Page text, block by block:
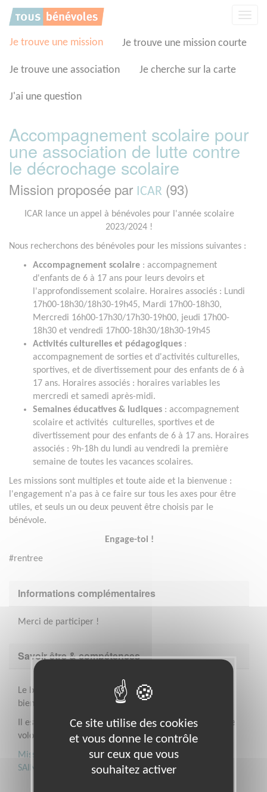
Je trouve une mission Je trouve une mission courte
Je trouve une association Je cherche sur la carte
J'ai une question
Accompagnement scolaire pour
une association de lutte contre
le décrochage scolaire
Mission proposée par ICAR (93)
ICAR lance un appel à bénévoles pour l'année scolaire
2023/2024 !
Nous recherchons des bénévoles pour les missions suivantes :
Accompagnement scolaire : accompagnement
d'enfants de 6 à 17 ans pour leurs devoirs et
l'approfondissement scolaire. Horaires associés : Lundi
17h00-18h30/18h30-19h45, Mardi 17h00-18h30,
Mercredi 16h00-17h30/17h30-19h00, jeudi 17h00-
18h30 et vendredi 17h00-18h30/18h30-19h45
Activités culturelles et pédagogiques :
accompagnement de sorties et d'activités culturelles,
sportives, et de divertissement pour des enfants de 6 à
17 ans. Horaires associés : horaires variables les
mercredi et samedi après-midi.
Semaines éducatives & ludiques : accompagnement
scolaire et activités culturelles, sportives et de
divertissement pour des enfants de 6 à 17 ans. Horaires
associés : 9h-18h du lundi au vendredi la première
semaine de toutes les vacances scolaires.
Les missions sont multiples et toute aide et la bienvenue :
l'engagement n'a pas à ce faire sur tous les axes pour être
utiles, et seuls un ou deux peuvent être choisis par le
bénévole.
Engage-toi !
#rentree
Informations complémentaires
Merci de participer !
Savoir être & compétences
Le bénévole devra faire preuve de pédagogie, de
bienveillance, d'autonomie, de fiabilité et rigueur.
Il est aussi possible de réaliser cette mission en tant que
volontaire en service civique.
Mission : Accompagnateur/Accompagnatrice éducatif.
SAINT-DENIS 93210
Panneau de gestion des cookies
Ce site utilise des cookies
et vous donne le contrôle
sur ceux que vous
souhaitez activer